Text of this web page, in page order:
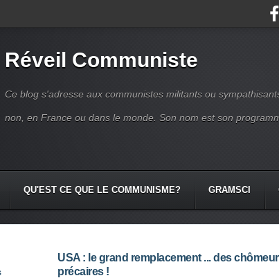
Réveil Communiste
Ce blog s'adresse aux communistes militants ou
non, en France ou dans le monde. Son nom est son
QU'EST CE QUE LE COMMUNISME? GRAMSCI
USA : le grand remplacement ... des
précaires !